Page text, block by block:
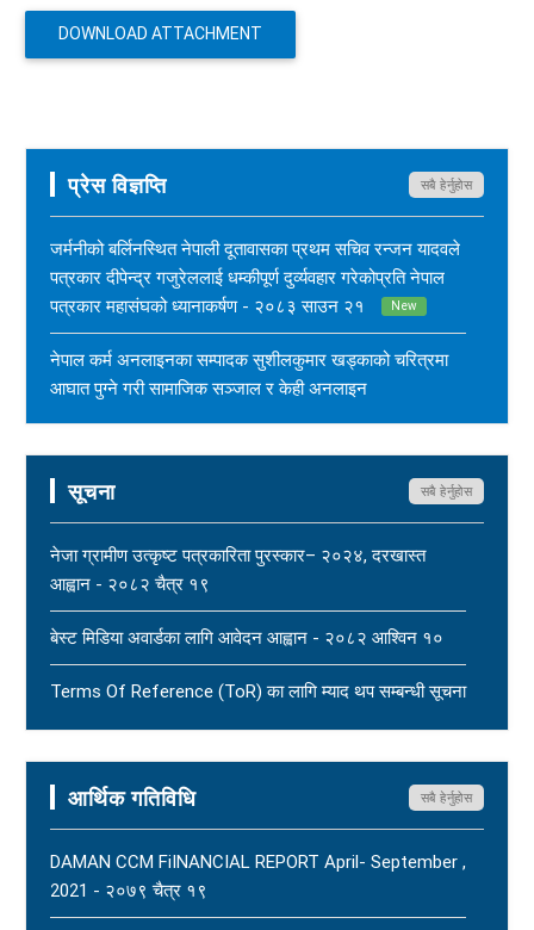
DOWNLOAD ATTACHMENT
प्रेस विज्ञप्ति सबै हेर्नुहोस
जर्मनीको बर्लिनस्थित नेपाली दूतावासका प्रथम सचिव रन्जन यादवले
पत्रकार दीपेन्द्र गजुरेललाई धम्कीपूर्ण दुर्व्यवहार गरेकोप्रति नेपाल
पत्रकार महासंघको ध्यानाकर्षण - २०८३ साउन २१
New
नेपाल कर्म अनलाइनका सम्पादक सुशीलकुमार खड्काको चरित्रमा
आघात पुग्ने गरी सामाजिक सञ्जाल र केही अनलाइन
महासंघ बैतडी शाखाका अध्यक्ष नरिदत्त बडुलाई पितृशोक परेको दुःखद्
खबरले नेपाल पत्रकार महासंघ स्तब्ध र दुःखी - २०८३ साउन १७
New
धार्मिक सहिष्णुता, सामाजिक सद्भाव र शान्ति कायम राख्न नेपाल
पत्रकार महासंघको आग्रह - २०८३ साउन १५
New
सूचना सबै हेर्नुहोस
नेजा ग्रामीण उत्कृष्ट पत्रकारिता पुरस्कार– २०२४, दरखास्त
आह्वान - २०८२ चैत्र १९
बेस्ट मिडिया अवार्डका लागि आवेदन आह्वान - २०८२ आश्विन १०
Terms Of Reference (ToR) का लागि म्याद थप सम्बन्धी सूचना
आर्थिक गतिविधि सबै हेर्नुहोस
DAMAN CCM FiINANCIAL REPORT April- September ,
2021 - २०७९ चैत्र १९